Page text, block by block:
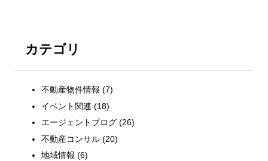
カテゴリ
不動産物件情報 (7)
イベント関連 (18)
エージェントブログ(26)
不動産コンサル(20)
地域情報 (6)